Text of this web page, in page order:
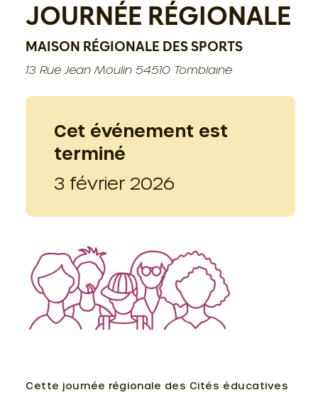
JOURNÉE RÉGIONALE
MAISON RÉGIONALE DES SPORTS
13 Rue Jean Moulin 54510 Tomblaine
Cet événement est
terminé
3 février 2026
Cette journée régionale des Cités éducatives